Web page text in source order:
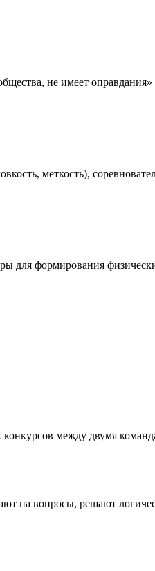
не имеет
меткость),
для формирования
между двумя
на вопросы, решают